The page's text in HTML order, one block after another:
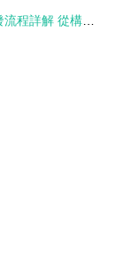
應用軟件開發流程詳解 從構想到上線